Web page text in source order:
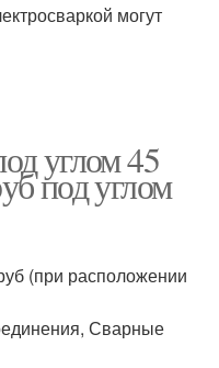
могут
углом 45
под углом
(при расположении
Сварные